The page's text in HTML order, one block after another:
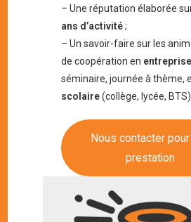
– Une réputation élaborée
ans d’activité;
– Un savoir-faire sur les
de coopération en
séminaire, journée à thème,
scolaire(collège, lycée, BTS).
Nous contacter pour
prestation